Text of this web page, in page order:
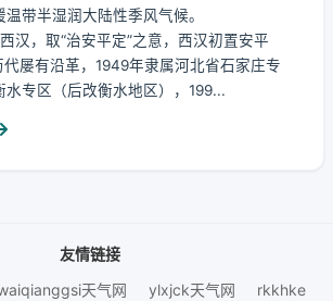
温带半湿润大陆性季风气候。
汉，取“治安平定”之意，西汉初置安平
屡有沿革，1949年隶属河北省石家庄专
水专区（后改衡水地区），199...
友情链接
天气网 ylxjck天气网 rkkhke